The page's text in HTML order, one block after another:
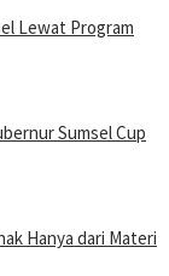
Lewat Program
Sumsel Cup
Hanya dari Materi